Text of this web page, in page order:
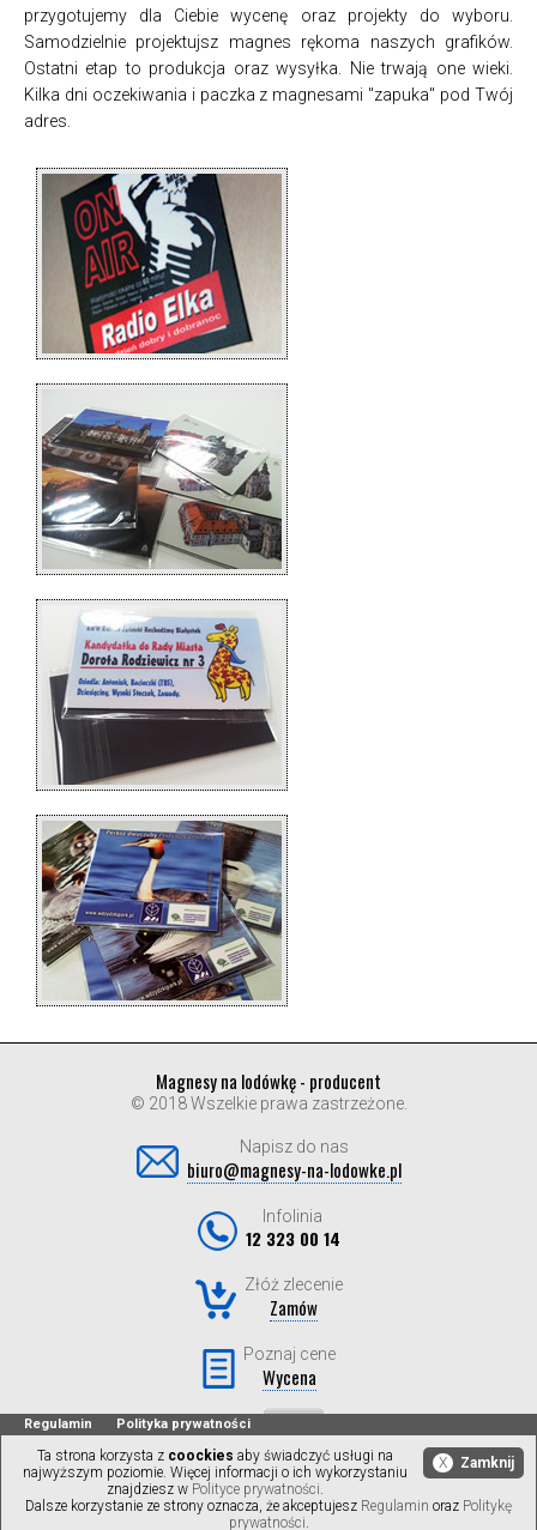
przygotujemy dla Ciebie wycenę oraz projekty do wyboru.
Samodzielnie projektujsz magnes rękoma naszych grafików.
Ostatni etap to produkcja oraz wysyłka. Nie trwają one wieki.
Kilka dni oczekiwania i paczka z magnesami "zapuka" pod Twój
adres.
Magnesy na lodówkę - producent
© 2018 Wszelkie prawa zastrzeżone.
Napisz do nas
biuro@magnesy-na-lodowke.pl
Infolinia
12 323 00 14
Złóż zlecenie
Zamów
Poznaj cene
Wycena
Regulamin Polityka prywatności
X Zamknij
Ta strona korzysta z coockies aby świadczyć usługi na
najwyższym poziomie. Więcej informacji o ich wykorzystaniu
znajdziesz w Polityce prywatności.
Dalsze korzystanie ze strony oznacza, że akceptujesz Regulamin oraz Politykę
prywatności.